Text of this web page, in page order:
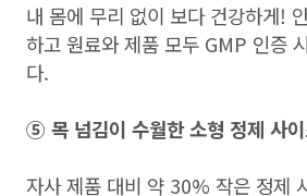
내 몸에 무리 없이 보다 건강하게!
하고 원료와 제품 모두 GMP 인증
다.
⑤ 목 넘김이 수월한 소형 정제 사
자사 제품 대비 약 30% 작은 정제